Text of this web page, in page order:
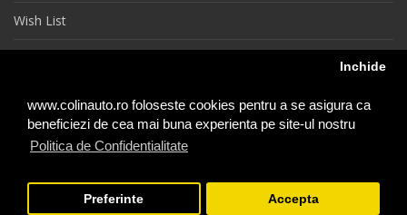
www.colinauto.ro foloseste cookies pentru a se asigura ca
beneficiezi de cea mai buna experienta pe site-ul nostru
Politica de Confidentialitate
Inchide
Preferinte Accepta
Wish List